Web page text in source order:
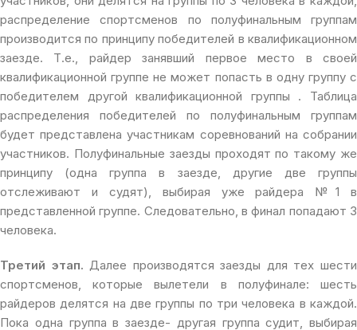
распределение спортсменов по полуфинальным группам
производится по принципу победителей в квалификационном
заезде. Т.е., райдер занявший первое место в своей
квалификационной группе не может попасть в одну группу с
победителем другой квалификационной группы . Таблица
распределения победителей по полуфинальным группам
будет представлена участникам соревнований на собрании
участников. Полуфинальные заезды проходят по такому же
принципу (одна группа в заезде, другие две группы
отслеживают и судят), выбирая уже райдера №1 в
представленной группе. Следовательно, в финал попадают 3
человека.
Третий этап. Далее производятся заезды для тех шести
спортсменов, которые вылетели в полуфинале: шесть
райдеров делятся на две группы по три человека в каждой.
Пока одна группа в заезде- другая группа судит, выбирая